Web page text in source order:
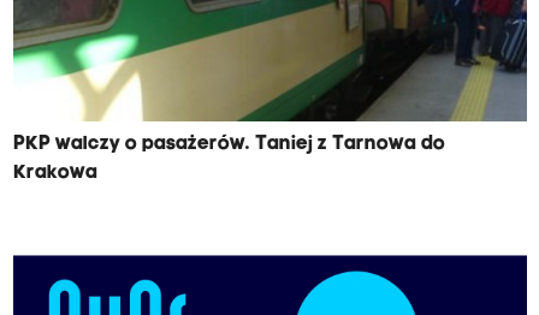
PKP walczy o pasażerów. Taniej z Tarnowa do
Krakowa